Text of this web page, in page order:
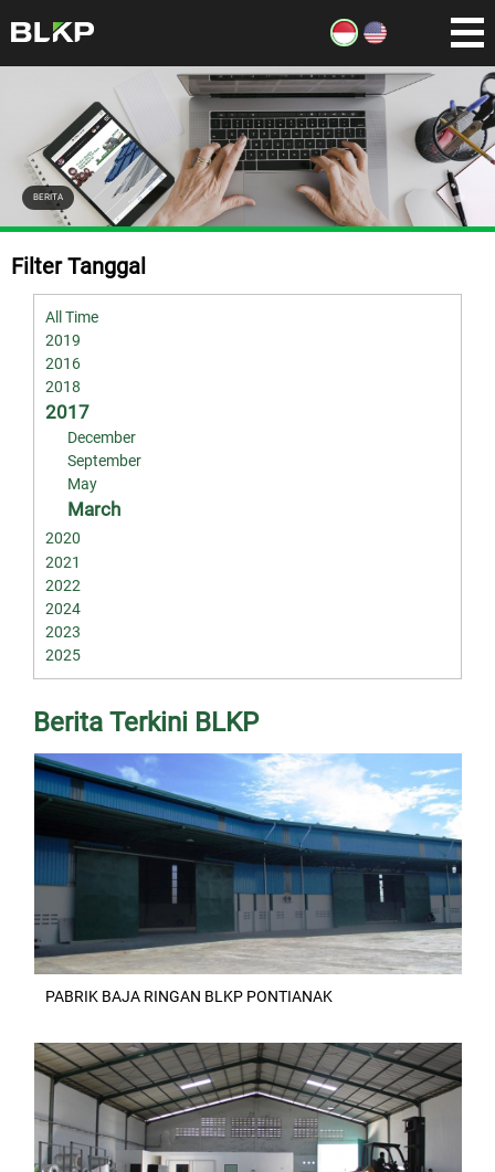
BERITA
Filter Tanggal
All Time
2019
2016
2018
2017
December
September
May
March
2020
2021
2022
2024
2023
2025
Berita Terkini BLKP
PABRIK BAJA RINGAN BLKP PONTIANAK